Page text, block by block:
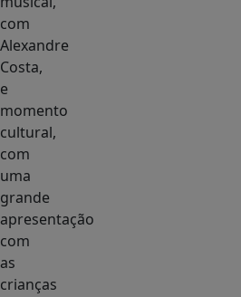
com
Alexandre
Costa,
e
momento
cultural,
com
uma
grande
apresentação
com
as
crianças